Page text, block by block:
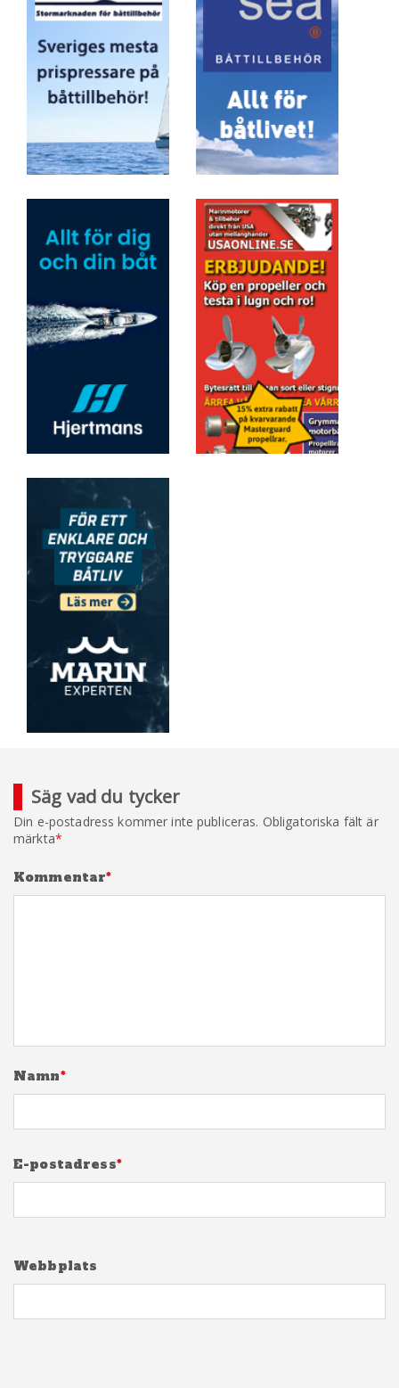
Säg vad du tycker
Din e-postadress kommer inte publiceras. Obligatoriska fält är
märkta*
Kommentar*
Namn*
E-postadress*
Webbplats